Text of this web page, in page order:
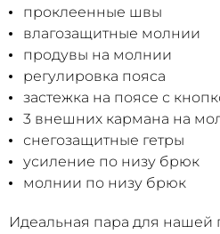
проклеенные швы
влагозащитные молнии
продувы на молнии
регулировка пояса
застежка на поясе с
3 внешних кармана на
снегозащитные гетры
усиление по низу брюк
молнии по низу брюк
Идеальная пара для нашей